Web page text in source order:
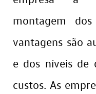
montagem
vantagens são
e dos níveis de
custos. As